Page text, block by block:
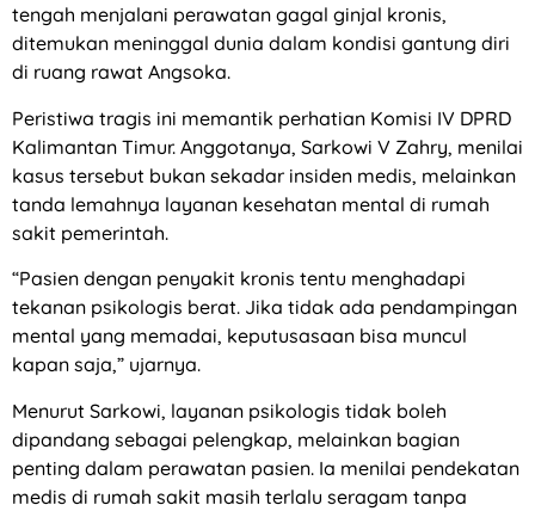
tengah menjalani perawatan gagal ginjal kronis,
ditemukan meninggal dunia dalam kondisi gantung diri
di ruang rawat Angsoka.
Peristiwa tragis ini memantik perhatian Komisi IV DPRD
Kalimantan Timur. Anggotanya, Sarkowi V Zahry, menilai
kasus tersebut bukan sekadar insiden medis, melainkan
tanda lemahnya layanan kesehatan mental di rumah
sakit pemerintah.
“Pasien dengan penyakit kronis tentu menghadapi
tekanan psikologis berat. Jika tidak ada pendampingan
mental yang memadai, keputusasaan bisa muncul
kapan saja,” ujarnya.
Menurut Sarkowi, layanan psikologis tidak boleh
dipandang sebagai pelengkap, melainkan bagian
penting dalam perawatan pasien. Ia menilai pendekatan
medis di rumah sakit masih terlalu seragam tanpa